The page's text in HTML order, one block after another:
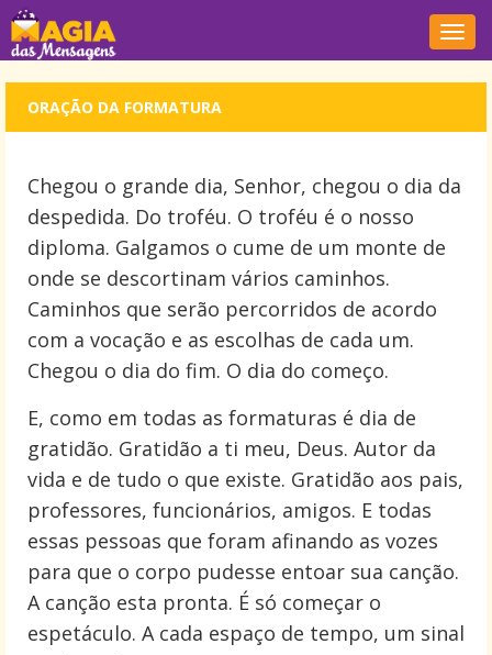
ORAÇÃO DA FORMATURA
Chegou o grande dia, Senhor, chegou o dia da
despedida. Do troféu. O troféu é o nosso
diploma. Galgamos o cume de um monte de
onde se descortinam vários caminhos.
Caminhos que serão percorridos de acordo
com a vocação e as escolhas de cada um.
Chegou o dia do fim. O dia do começo.
E, como em todas as formaturas é dia de
gratidão. Gratidão a ti meu, Deus. Autor da
vida e de tudo o que existe. Gratidão aos pais,
professores, funcionários, amigos. E todas
essas pessoas que foram afinando as vozes
para que o corpo pudesse entoar sua canção.
A canção esta pronta. É só começar o
espetáculo. A cada espaço de tempo, um sinal